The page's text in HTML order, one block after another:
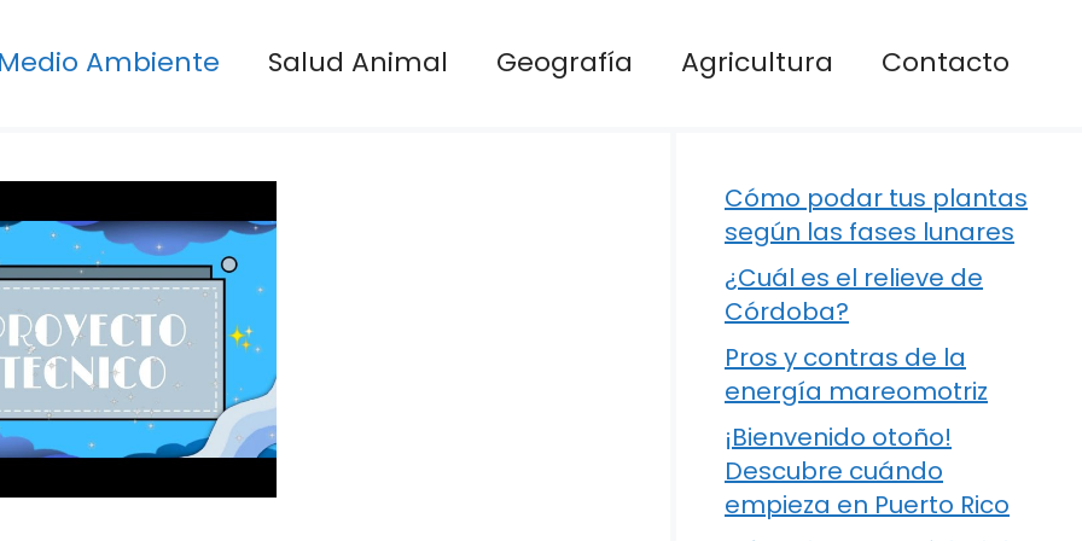
Medio Ambiente Salud Animal Geografía Agricultura Contacto
Cómo podar tus plantas
según las fases lunares
¿Cuál es el relieve de
Córdoba?
Pros y contras de la
energía mareomotriz
¡Bienvenido otoño!
Descubre cuándo
empieza en Puerto Rico